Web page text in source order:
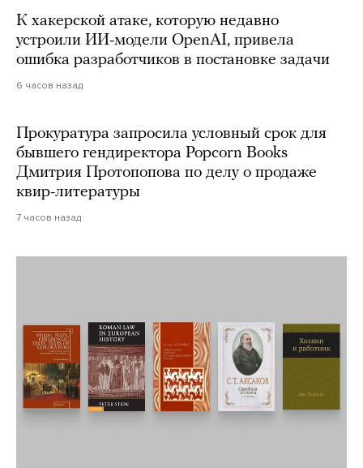
К хакерской атаке, которую недавно
устроили ИИ-модели OpenAI, привела
ошибка разработчиков в постановке задачи
6 часов назад
Прокуратура запросила условный срок для
бывшего гендиректора Popcorn Books
Дмитрия Протопопова по делу о продаже
квир-литературы
7 часов назад